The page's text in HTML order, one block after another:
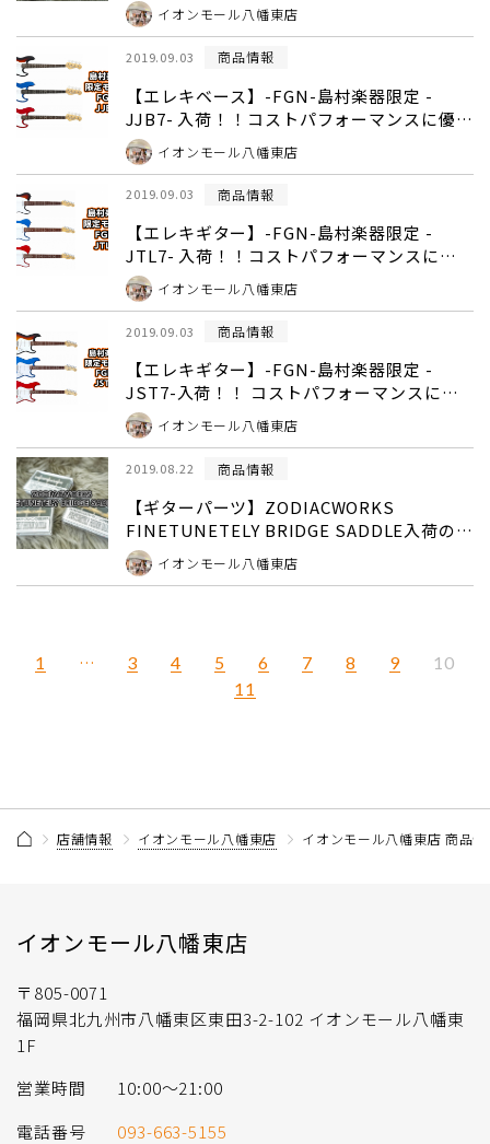
イオンモール八幡東店
2019.09.03 商品情報
【エレキベース】-FGN-島村楽器限定 -
JJB7- 入荷！！コストパフォーマンスに優れ
た「J-Classicシリーズ」NEWモデル発表！
イオンモール八幡東店
2019.09.03 商品情報
【エレキギター】-FGN-島村楽器限定 -
JTL7- 入荷！！コストパフォーマンスに優
れた「J-Classicシリーズ」
イオンモール八幡東店
2019.09.03 商品情報
【エレキギター】-FGN-島村楽器限定 -
JST7-入荷！！ コストパフォーマンスに優
れた「J-Classicシリーズ」
イオンモール八幡東店
2019.08.22 商品情報
【ギターパーツ】ZODIACWORKS
FINETUNETELY BRIDGE SADDLE入荷のご
案内 イオンモール八幡東店
1 … 3 4 5 6 7 8 9
10
11
店舗情報 イオンモール八幡東店 イオンモール八幡東店 商品
イオンモール八幡東店
〒805-0071
福岡県北九州市八幡東区東田3-2-102 イオンモール八幡東
1F
営業時間
10:00〜21:00
電話番号
093-663-5155